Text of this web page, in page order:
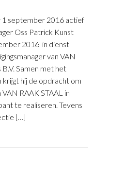
1 september 2016 actief
Oss Patrick Kunst
2016 in dienst
van VAN
B.V. Samen met het
hij de opdracht om
RAAK STAAL in
te realiseren. Tevens
[…]